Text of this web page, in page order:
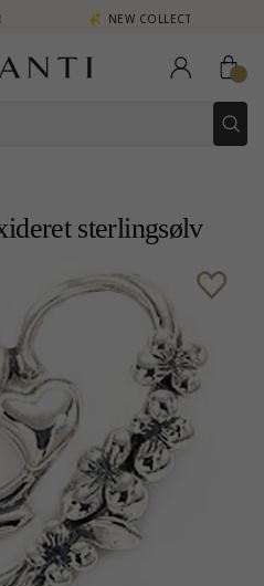
NEW COLLECTION | AURA
sterlingsølv